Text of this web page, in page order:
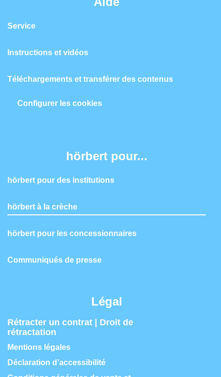
Service
Instructions et vidéos
Téléchargements et transférer des contenus
Configurer les cookies
hörbert pour...
hörbert pour des institutions
hörbert à la crèche
hörbert pour les concessionnaires
Communiqués de presse
Légal
Rétracter un contrat | Droit de
rétractation
Mentions légales
Déclaration d’accessibilité